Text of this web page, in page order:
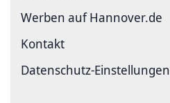
Werben auf Hannover.de
Kontakt
Datenschutz-Einstellungen